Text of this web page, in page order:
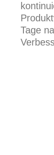
Tage